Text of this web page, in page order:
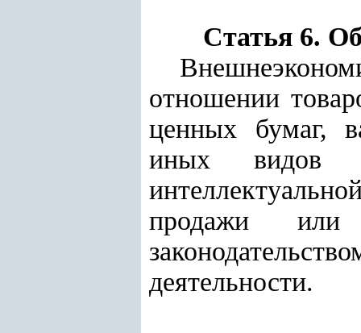
Статья 6.
отношении
ценных бумаг,
иных видов
продажи или
деятельности.